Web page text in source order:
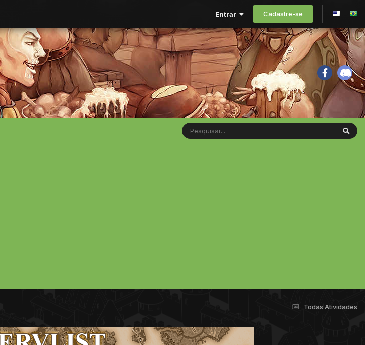
Entrar Cadastre-se
Todas Atividades